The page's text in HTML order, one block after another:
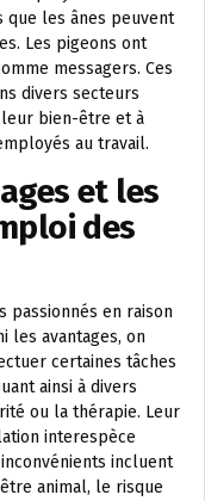
que les ânes peuvent
Les pigeons ont
messagers. Ces
divers secteurs
leur bien-être et à
au travail.
et les
des
passionnés en raison
les avantages, on
certaines tâches
ainsi à divers
ou la thérapie. Leur
interespèce
incluent
animal, le risque